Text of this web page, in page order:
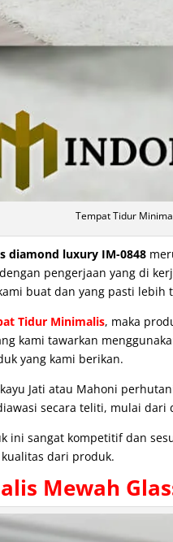
Tempat Tidur
diamond luxury IM-0848
pengerjaan yang di
buat dan yang pasti
Tidur Minimalis, maka
kami tawarkan
yang kami berikan.
Jati atau Mahoni
secara teliti, mulai
ini sangat kompetitif dan
dari produk.
Mewah